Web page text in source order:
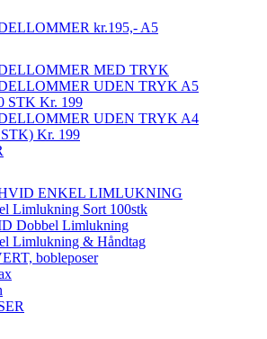
kr.195,- A5
MED TRYK
UDEN TRYK A5
STK Kr. 199
UDEN TRYK A4
Kr. 199
HVID ENKEL LIMLUKNING
Limlukning Sort 100stk
Dobbel Limlukning
Limlukning & Håndtag
bobleposer